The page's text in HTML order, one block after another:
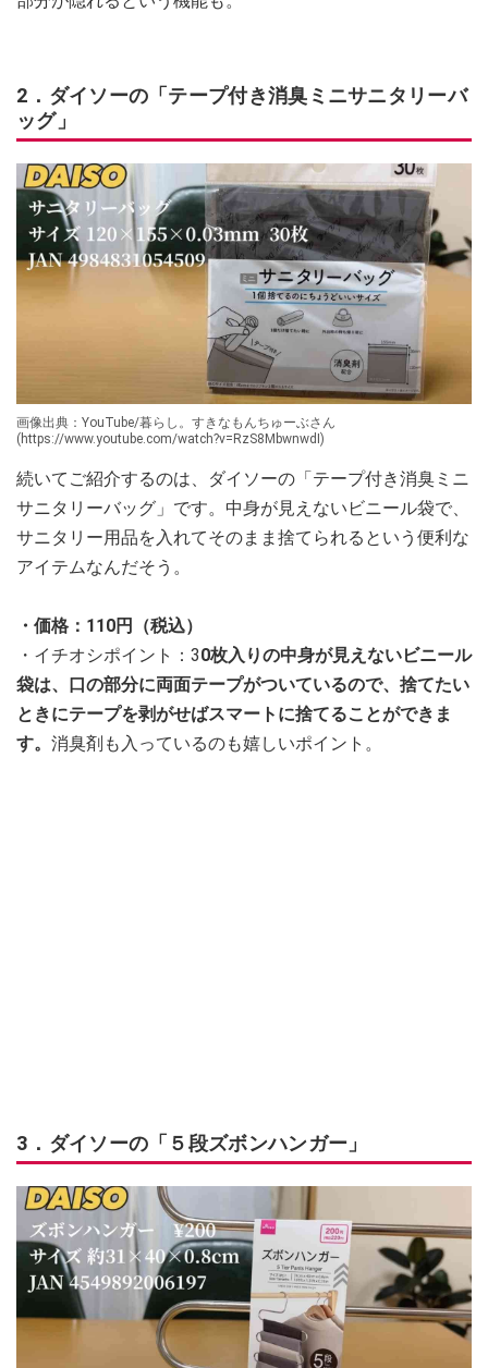
2．ダイソーの「テープ付き消臭ミニサニタリーバ
ッグ」
画像出典：YouTube/暮らし。すきなもんちゅーぶさん
(https://www.youtube.com/watch?v=RzS8MbwnwdI)
続いてご紹介するのは、ダイソーの「テープ付き消臭ミニ
サニタリーバッグ」です。中身が見えないビニール袋で、
サニタリー用品を入れてそのまま捨てられるという便利な
アイテムなんだそう。
・価格：110円（税込）
・イチオシポイント：30枚入りの中身が見えないビニール
袋は、口の部分に両面テープがついているので、捨てたい
ときにテープを剥がせばスマートに捨てることができま
す。 消臭剤も入っているのも嬉しいポイント。
3．ダイソーの「５段ズボンハンガー」